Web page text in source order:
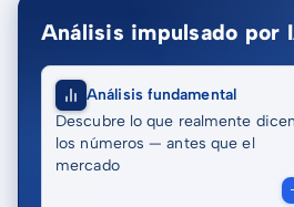
Análisis impulsado por
Análisis fundamental
Descubre lo que realmente dicen
los números — antes que el
mercado